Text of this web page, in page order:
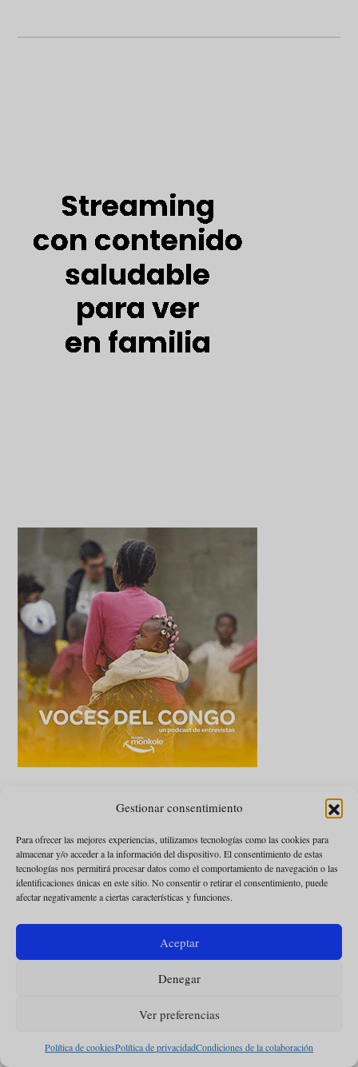
Gestionar consentimiento
Para ofrecer las mejores experiencias, utilizamos tecnologías como las cookies para
almacenar y/o acceder a la información del dispositivo. El consentimiento de estas
tecnologías nos permitirá procesar datos como el comportamiento de navegación o las
identificaciones únicas en este sitio. No consentir o retirar el consentimiento, puede
afectar negativamente a ciertas características y funciones.
Aceptar
Denegar
Ver preferencias
Política de cookiesPolítica de privacidadCondiciones de la colaboración
Suscríbete a la revista
Omnes y disfruta de
para los suscriptores.
Omnes